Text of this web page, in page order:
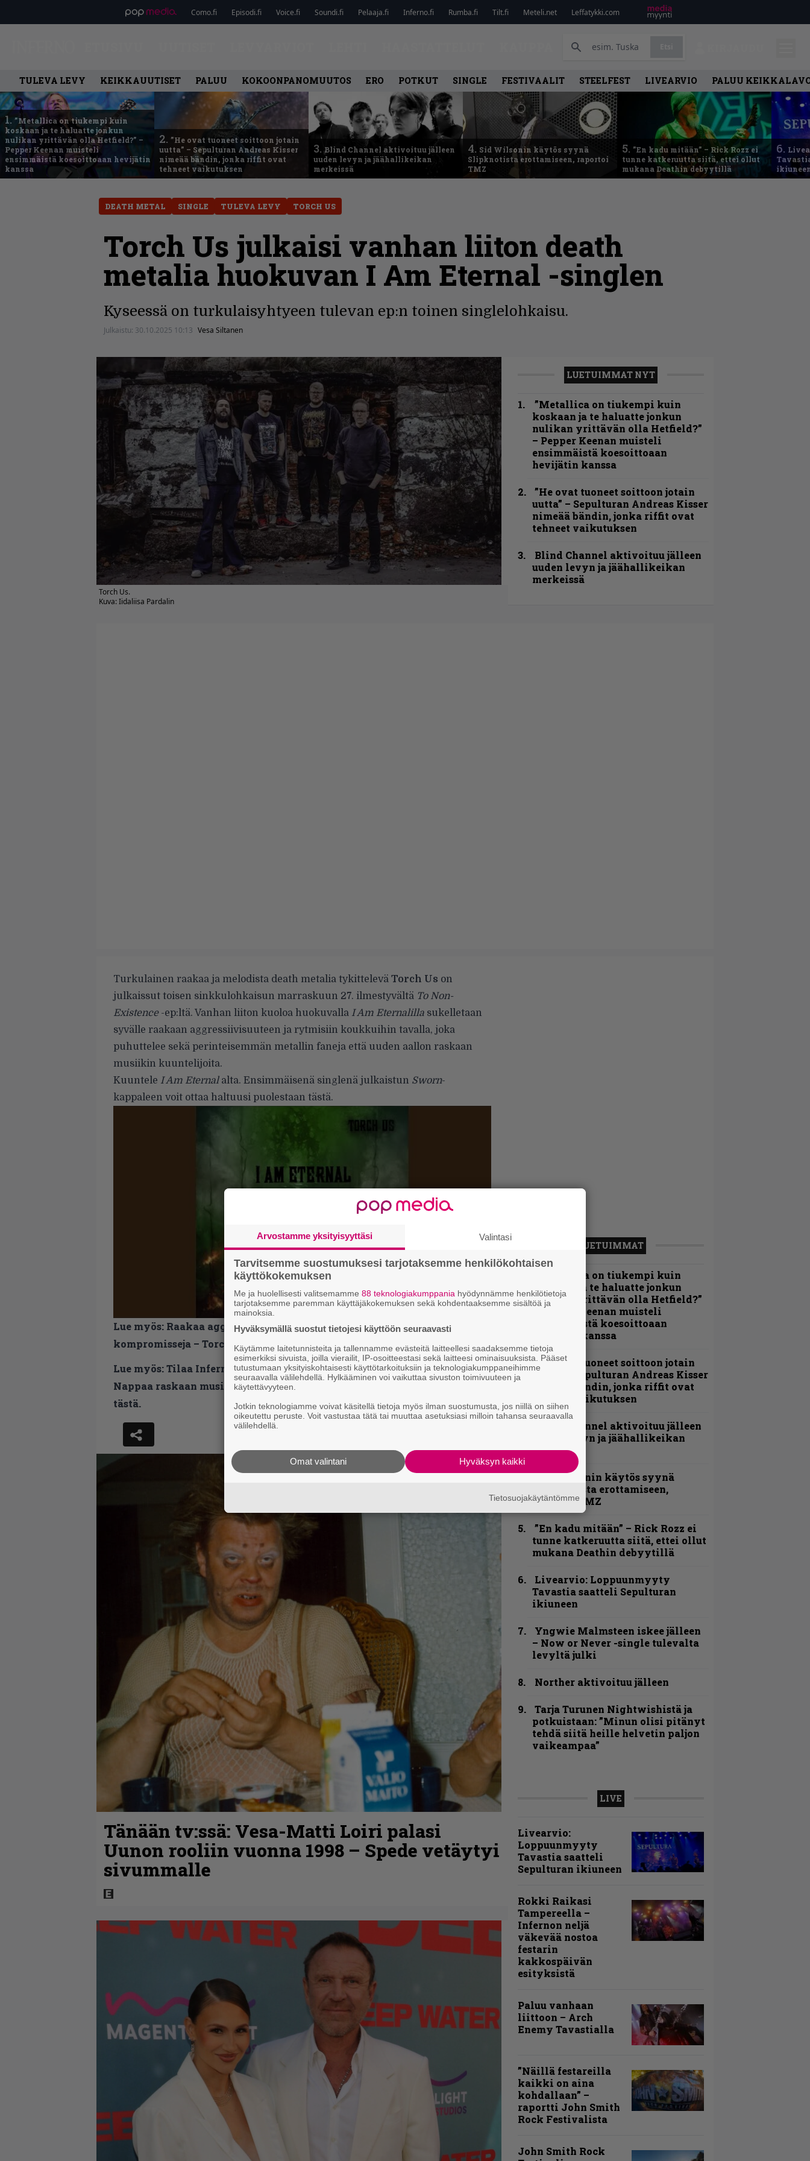
Como.fi Episodi.fi Voice.fi Soundi.fi Pelaaja.fi Inferno.fi Rumba.fi Tilt.fi Meteli.net Leffatykki.com
TULEVA LEVY KEIKKAUUTISET PALUU KOKOONPANOMUUTOS ERO POTKUT SINGLE FESTIVAALIT STEELFEST LIVEARVIO PALUU
1. ”Metallica on tiukempi kuin
koskaan ja te haluatte jonkun
nulikan yrittävän olla Hetfield?” –
Pepper Keenan muisteli
ensimmäistä koesoittoaan hevijätin
kanssa
2. ”He ovat tuoneet soittoon jotain
uutta” – Sepulturan Andreas Kisser
nimeää bändin, jonka riffit ovat
tehneet vaikutuksen
3.Blind Channel aktivoituu jälleen
uuden levyn ja jäähallikeikan
merkeissä
4. Sid Wilsonin käytös syynä
Slipknotista erottamiseen, raportoi
TMZ
5. ”En kadu mitään” – Rick Rozz ei
tunne katkeruutta siitä, ettei ollut
mukana Deathin debyytillä
6.
DEATH METAL SINGLE TULEVA LEVY TORCH US
Torch Us julkaisi vanhan liiton death
metalia huokuvan I Am Eternal -singlen
Kyseessä on turkulaisyhtyeen tulevan ep:n toinen singlelohkaisu.
Julkaistu: 30.10.2025 10:13 Vesa Siltanen
Torch Us.
Kuva: Iidaliisa Pardalin
LUETUIMMAT NYT
”Metallica on tiukempi kuin
koskaan ja te haluatte jonkun
nulikan yrittävän olla Hetfield?”
– Pepper Keenan muisteli
ensimmäistä koesoittoaan
hevijätin kanssa
”He ovat tuoneet soittoon jotain
uutta” – Sepulturan Andreas Kisser
nimeää bändin, jonka riffit ovat
tehneet vaikutuksen
Blind Channel aktivoituu jälleen
uuden levyn ja jäähallikeikan
merkeissä
Turkulainen raakaa ja melodista death metalia tykittelevä Torch Us on
julkaissut toisen sinkkulohkaisun marraskuun 27. ilmestyvältä To Non-
Existence-ep:ltä. Vanhan liiton kuoloa huokuvalla I Am Eternalilla sukelletaan
syvälle raakaan aggressiivisuuteen ja rytmisiin koukkuihin tavalla, joka
puhuttelee sekä perinteisemmän metallin faneja että uuden aallon raskaan
musiikin kuuntelijoita.
Kuuntele I Am Eternalalta. Ensimmäisenä singlenä julkaistun Sworn-
kappaleen voit ottaa haltuusi puolestaan tästä.
Lue myös: Raakaa aggressiota ja melodista synkkyyttä ilman
kompromisseja – Torch Us esittelee soundiaan Sworn-singlellä
Lue myös:Tilaa Infernon uutiskirje ja tiedät mistä kahvitauolla puhutaan!
Nappaa raskaan musiikin uutiset ja puheenaiheet suoraan sähköpostiin
tästä.
Tänään tv:ssä: Vesa-Matti Loiri palasi
Uunon rooliin vuonna 1998 – Spede vetäytyi
sivummalle
LUETUIMMAT
”Metallica on tiukempi kuin
koskaan ja te haluatte jonkun
nulikan yrittävän olla Hetfield?”
– Pepper Keenan muisteli
ensimmäistä koesoittoaan
hevijätin kanssa
”He ovat tuoneet soittoon jotain
uutta” – Sepulturan Andreas Kisser
nimeää bändin, jonka riffit ovat
tehneet vaikutuksen
Blind Channel aktivoituu jälleen
uuden levyn ja jäähallikeikan
merkeissä
Sid Wilsonin käytös syynä
Slipknotista erottamiseen,
raportoi TMZ
”En kadu mitään” – Rick Rozz ei
tunne katkeruutta siitä, ettei ollut
mukana Deathin debyytillä
Livearvio: Loppuunmyyty
Tavastia saatteli Sepulturan
ikiuneen
Yngwie Malmsteen iskee jälleen
– Now or Never -single tulevalta
levyltä julki
Norther aktivoituu jälleen
Tarja Turunen Nightwishistä ja
potkuistaan: ”Minun olisi pitänyt
tehdä siitä heille helvetin paljon
vaikeampaa”
LIVE
Livearvio:
Loppuunmyyty
Tavastia saatteli
Sepulturan ikiuneen
Rokki Raikasi
Tampereella –
Infernon neljä
väkevää nostoa
festarin
kakkospäivän
esityksistä
Paluu vanhaan
liittoon – Arch
Enemy Tavastialla
”Näillä festareilla
kaikki on aina
kohdallaan” –
raportti John Smith
Rock Festivalista
John Smith Rock
Arvostamme yksityisyyttäsi Valintasi
Tarvitsemme suostumuksesi tarjotaksemme henkilökohtaisen
käyttökokemuksen
Me ja huolellisesti valitsemamme 88 teknologiakumppania hyödynnämme henkilötietoja
tarjotaksemme paremman käyttäjäkokemuksen sekä kohdentaaksemme sisältöä ja
mainoksia.
Hyväksymällä suostut tietojesi käyttöön seuraavasti
Käytämme laitetunnisteita ja tallennamme evästeitä laitteellesi saadaksemme tietoja
esimerkiksi sivuista, joilla vierailit, IP-osoitteestasi sekä laitteesi ominaisuuksista. Pääset
tutustumaan yksityiskohtaisesti käyttötarkoituksiin ja teknologiakumppaneihimme
seuraavalla välilehdellä. Hylkääminen voi vaikuttaa sivuston toimivuuteen ja
käytettävyyteen.
Jotkin teknologiamme voivat käsitellä tietoja myös ilman suostumusta, jos niillä on siihen
oikeutettu peruste. Voit vastustaa tätä tai muuttaa asetuksiasi milloin tahansa seuraavalla
välilehdellä.
Hyväksyn kaikki
Omat valintani
Tietosuojakäytäntömme